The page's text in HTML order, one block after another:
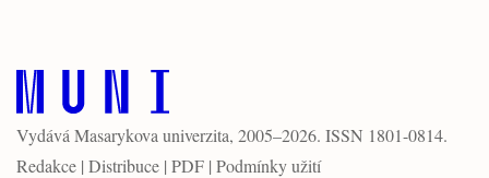
Vydává Masarykova univerzita, 2005–2026. ISSN 1801-0814.
Redakce | Distribuce | PDF | Podmínky užití